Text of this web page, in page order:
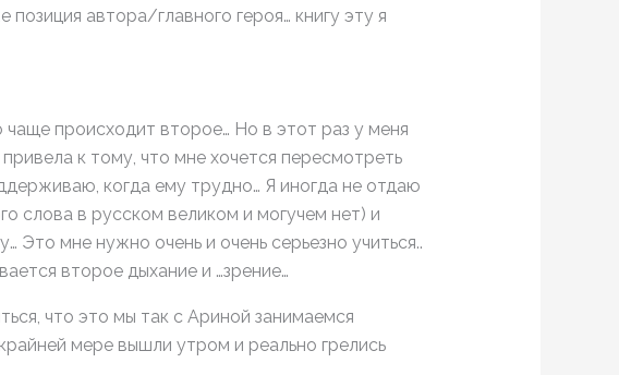
позиция автора/главного героя… книгу эту я
происходит второе… Но в этот раз у меня
к тому, что мне хочется пересмотреть
когда ему трудно… Я иногда не отдаю
слова в русском великом и могучем нет) и
Это мне нужно очень и очень серьезно учиться..
второе дыхание и …зрение…
что это мы так с Ариной занимаемся
мере вышли утром и реально грелись